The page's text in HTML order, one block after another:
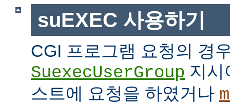
suEXEC 사용하기
CGI 프로그램 요청의 경
SuexecUserGroup 지시
스트에 요청을 하였거나